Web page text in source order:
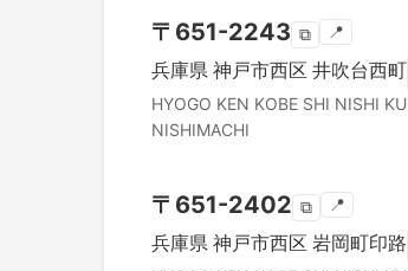
〒 651-2243 ⧉ 📍
兵庫県 神戸市西区 井吹台西町
HYOGO KEN KOBE SHI NISHI KU
NISHIMACHI
〒 651-2402 ⧉ 📍
兵庫県 神戸市西区 岩岡町印路